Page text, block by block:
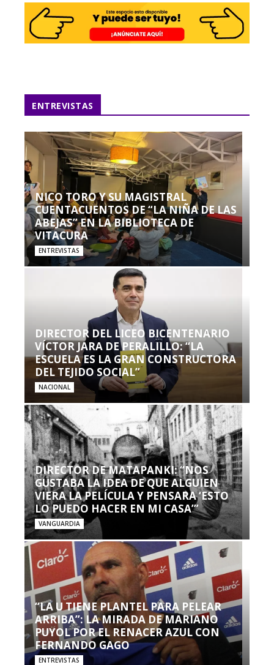
ENTREVISTAS
NICO TORO Y SU MAGISTRAL
CUENTACUENTOS DE “LA NIÑA DE LAS
ABEJAS” EN LA BIBLIOTECA DE
VITACURA
ENTREVISTAS
DIRECTOR DEL LICEO BICENTENARIO
VÍCTOR JARA DE PERALILLO: “LA
ESCUELA ES LA GRAN CONSTRUCTORA
DEL TEJIDO SOCIAL”
NACIONAL
DIRECTOR DE MATAPANKI: “NOS
GUSTABA LA IDEA DE QUE ALGUIEN
VIERA LA PELÍCULA Y PENSARA ‘ESTO
LO PUEDO HACER EN MI CASA’”
VANGUARDIA
“LA U TIENE PLANTEL PARA PELEAR
ARRIBA”: LA MIRADA DE MARIANO
PUYOL POR EL RENACER AZUL CON
FERNANDO GAGO
ENTREVISTAS